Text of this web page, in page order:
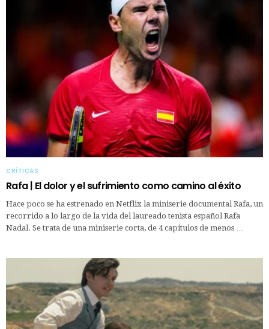
CRÍTICAS
Rafa | El dolor y el sufrimiento como camino al éxito
Hace poco se ha estrenado en Netflix la miniserie documental Rafa, un
recorrido a lo largo de la vida del laureado tenista español Rafa
Nadal. Se trata de una miniserie corta, de 4 capítulos de menos …